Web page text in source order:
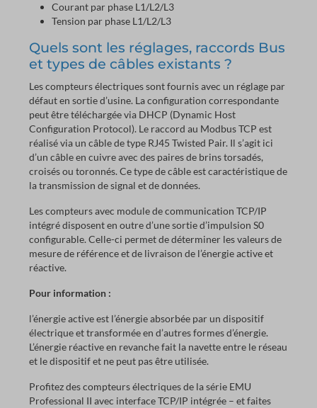
Courant par phase L1/L2/L3
Tension par phase L1/L2/L3
Quels sont les réglages, raccords Bus
et types de câbles existants ?
Les compteurs électriques sont fournis avec un réglage par
défaut en sortie d’usine. La configuration correspondante
peut être téléchargée via DHCP (Dynamic Host
Configuration Protocol). Le raccord au Modbus TCP est
réalisé via un câble de type RJ45 Twisted Pair. Il s’agit ici
d’un câble en cuivre avec des paires de brins torsadés,
croisés ou toronnés. Ce type de câble est caractéristique de
la transmission de signal et de données.
Les compteurs avec module de communication TCP/IP
intégré disposent en outre d’une sortie d’impulsion S0
configurable. Celle-ci permet de déterminer les valeurs de
mesure de référence et de livraison de l’énergie active et
réactive.
Pour information :
l’énergie active est l’énergie absorbée par un dispositif
électrique et transformée en d’autres formes d’énergie.
L’énergie réactive en revanche fait la navette entre le réseau
et le dispositif et ne peut pas être utilisée.
Profitez des compteurs électriques de la série EMU
Professional II avec interface TCP/IP intégrée – et faites